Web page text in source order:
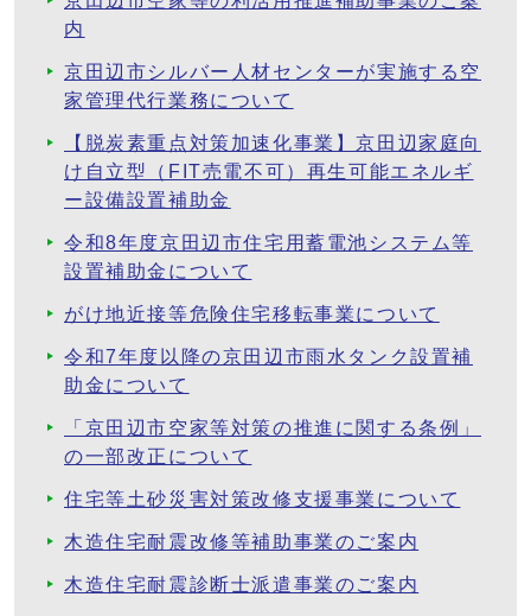
内
京田辺市シルバー人材センターが実施する空
家管理代行業務について
【脱炭素重点対策加速化事業】京田辺家庭向
け自立型（FIT売電不可）再生可能エネルギ
ー設備設置補助金
令和8年度京田辺市住宅用蓄電池システム等
設置補助金について
がけ地近接等危険住宅移転事業について
令和7年度以降の京田辺市雨水タンク設置補
助金について
「京田辺市空家等対策の推進に関する条例」
の一部改正について
住宅等土砂災害対策改修支援事業について
木造住宅耐震改修等補助事業のご案内
木造住宅耐震診断士派遣事業のご案内